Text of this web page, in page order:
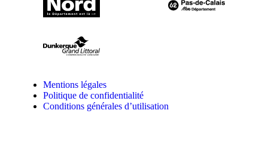
Mentions légales
Politique de confidentialité
Conditions générales d’utilisation